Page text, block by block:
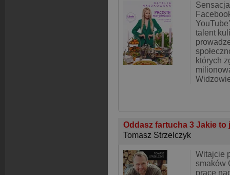
talent
których
Oddasz fartucha 3 Jakie
Tomasz Strzelczyk
Witajcie
smaków
prace